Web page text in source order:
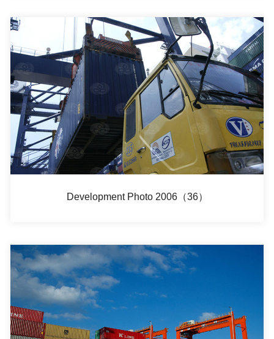
Development Photo 2006（36）